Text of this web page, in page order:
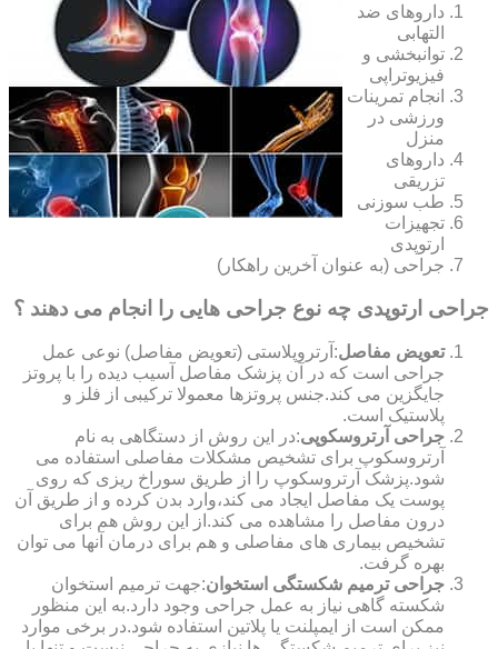
داروهای ضد
التهابی
توانبخشی و
فیزیوتراپی
انجام تمرینات
ورزشی در
منزل
داروهای
تزریقی
طب سوزنی
تجهیزات
ارتوپدی
جراحی (به عنوان آخرین راهکار)
جراحی ارتوپدی چه نوع جراحی هایی را انجام می دهند ؟
تعویض مفاصل:آرتروپلاستی (تعویض مفاصل) نوعی عمل
جراحی است که در آن پزشک مفاصل آسیب دیده را با پروتز
جایگزین می کند.جنس پروتزها معمولا ترکیبی از فلز و
پلاستیک است.
جراحی آرتروسکوپی:در این روش از دستگاهی به نام
آرتروسکوپ برای تشخیص مشکلات مفاصلی استفاده می
شود.پزشک آرتروسکوپ را از طریق سوراخ ریزی که روی
پوست یک مفاصل ایجاد می کند،وارد بدن کرده و از طریق آن
درون مفاصل را مشاهده می کند.از این روش هم برای
تشخیص بیماری های مفاصلی و هم برای درمان آنها می توان
بهره گرفت.
جراحی ترمیم شکستگی استخوان:جهت ترمیم استخوان
شکسته گاهی نیاز به عمل جراحی وجود دارد.به این منظور
ممکن است از ایمپلنت یا پلاتین استفاده شود.در برخی موارد